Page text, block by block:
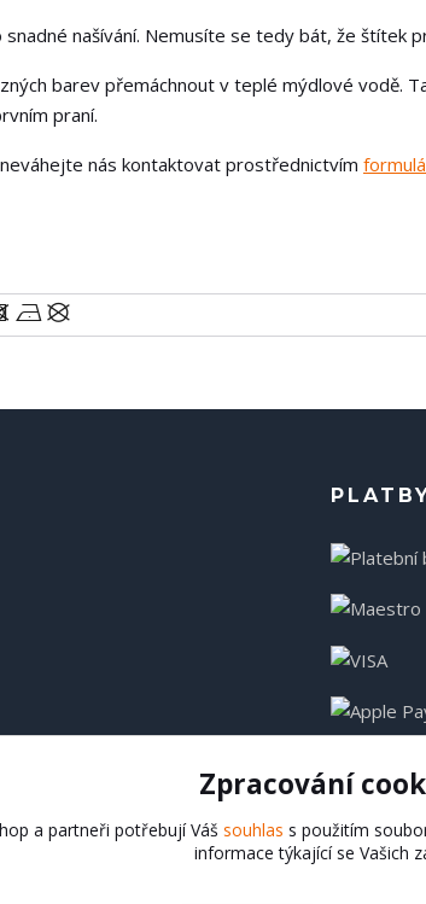
našívání. Nemusíte se tedy bát, že štítek
barev přemáchnout v teplé mýdlové vodě.
praní.
nás kontaktovat prostřednictvím
Zpracování
a partneři potřebují Váš souhlas s použitím
informace týkající se Vašich